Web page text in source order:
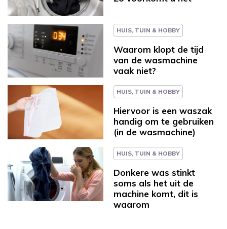
HUIS, TUIN & HOBBY
Waarom klopt de tijd
van de wasmachine
vaak niet?
HUIS, TUIN & HOBBY
Hiervoor is een waszak
handig om te gebruiken
(in de wasmachine)
HUIS, TUIN & HOBBY
Donkere was stinkt
soms als het uit de
machine komt, dit is
waarom